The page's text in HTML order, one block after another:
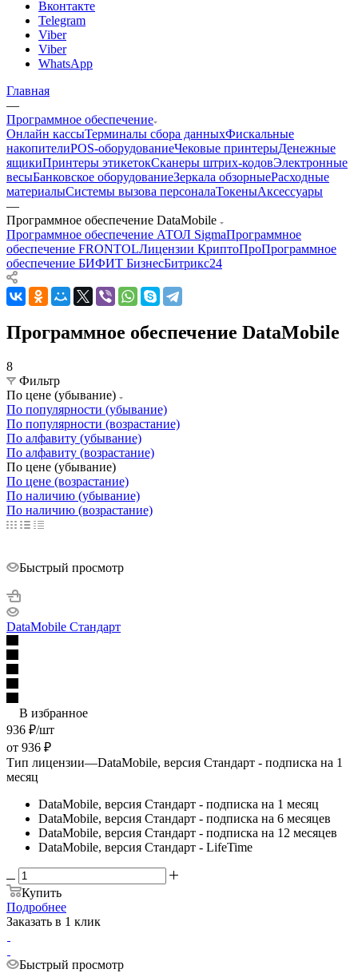
Вконтакте
Telegram
Viber
Viber
WhatsApp
Главная
—
Программное обеспечение
Онлайн кассыТерминалы сбора данныхФискальные
накопителиPOS-оборудованиеЧековые принтерыДенежные
ящикиПринтеры этикетокСканеры штрих-кодовЭлектронные
весыБанковское оборудованиеЗеркала обзорныеРасходные
материалыСистемы вызова персоналаТокеныАксессуары
—
Программное обеспечение DataMobile
Программное обеспечение АТОЛ SigmaПрограммное
обеспечение FRONTOLЛицензии КриптоПроПрограммное
обеспечение БИФИТ БизнесБитрикс24
Программное обеспечение DataMobile
8
Фильтр
По цене (убывание)
По популярности (убывание)
По популярности (возрастание)
По алфавиту (убывание)
По алфавиту (возрастание)
По цене (убывание)
По цене (возрастание)
По наличию (убывание)
По наличию (возрастание)
Быстрый просмотр
DataMobile Стандарт
В избранное
936 ₽/шт
от 936 ₽
Тип лицензии—DataMobile, версия Стандарт - подписка на 1
месяц
DataMobile, версия Стандарт - подписка на 1 месяц
DataMobile, версия Стандарт - подписка на 6 месяцев
DataMobile, версия Стандарт - подписка на 12 месяцев
DataMobile, версия Стандарт - LifeTime
Купить
Подробнее
Заказать в 1 клик
Быстрый просмотр